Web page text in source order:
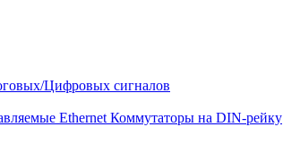
Цифровых сигналов
Ethernet Коммутаторы на DIN-рейку